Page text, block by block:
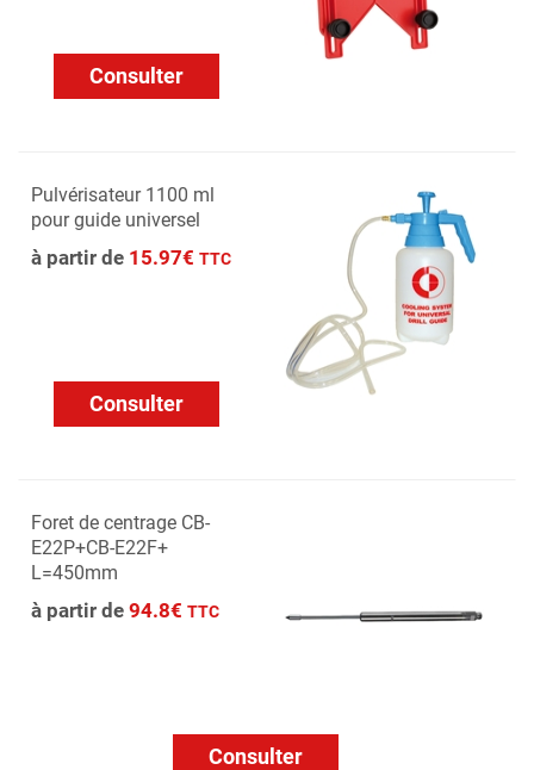
Consulter
Pulvérisateur 1100 ml
pour guide universel
à partir de 15.97€ TTC
Consulter
Foret de centrage CB-
E22P+CB-E22F+
L=450mm
à partir de 94.8€ TTC
Consulter